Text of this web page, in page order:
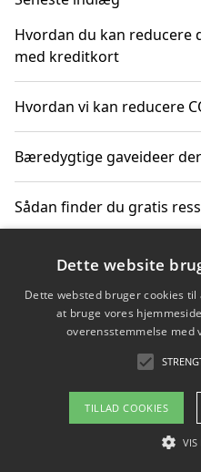
Hvordan du kan reducere
med kreditkort
Hvordan vi kan reducere
Bæredygtige gaveideer
Sådan finder du gratis
Hvordan gadgets til
Copyright
Om / kontakt
Dette website
Dette websted bruger cookies
at bruge vores
overensstemmelse med
TILLAD COOKIES
VIS